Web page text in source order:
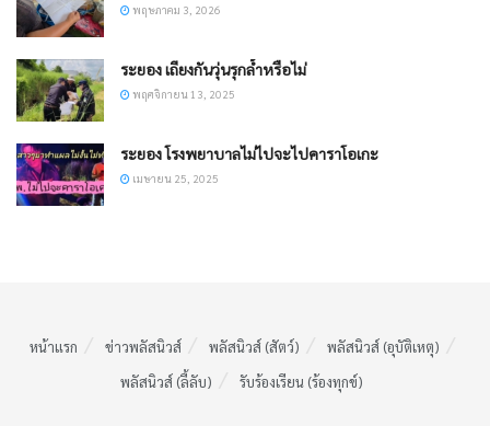
พฤษภาคม 3, 2026
ระยอง เถียงกันวุ่นรุกล้ำหรือไม่
พฤศจิกายน 13, 2025
ระยอง โรงพยาบาลไม่ไปจะไปคาราโอเกะ
เมษายน 25, 2025
หน้าแรก ข่าวพลัสนิวส์ พลัสนิวส์ (สัตว์)
พลัสนิวส์ (อุบัติเหตุ)
พลัสนิวส์ (ลี้ลับ)
รับร้องเรียน (ร้องทุกข์)